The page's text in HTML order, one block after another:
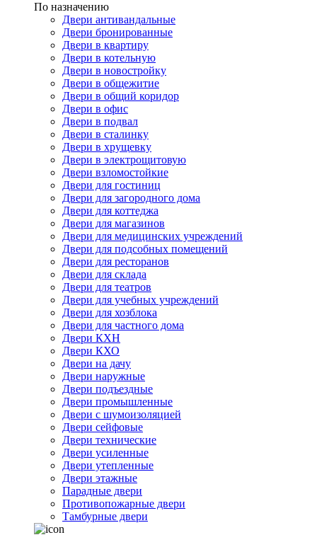
По назначению
Двери антивандальные
Двери бронированные
Двери в квартиру
Двери в котельную
Двери в новостройку
Двери в общежитие
Двери в общий коридор
Двери в офис
Двери в подвал
Двери в сталинку
Двери в хрущевку
Двери в электрощитовую
Двери взломостойкие
Двери для гостиниц
Двери для загородного дома
Двери для коттеджа
Двери для магазинов
Двери для медицинских учреждений
Двери для подсобных помещений
Двери для ресторанов
Двери для склада
Двери для театров
Двери для учебных учреждений
Двери для хозблока
Двери для частного дома
Двери КХН
Двери КХО
Двери на дачу
Двери наружные
Двери подъездные
Двери промышленные
Двери с шумоизоляцией
Двери сейфовые
Двери технические
Двери усиленные
Двери утепленные
Двери этажные
Парадные двери
Противопожарные двери
Тамбурные двери